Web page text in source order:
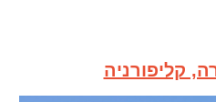
קליפורניה